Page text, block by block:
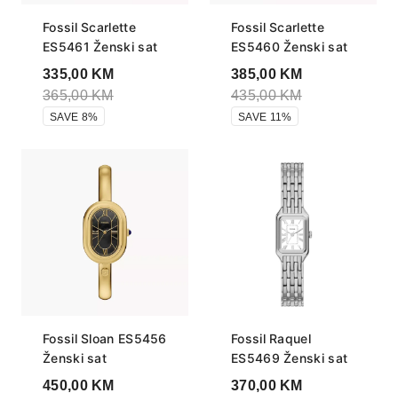
Fossil Scarlette
ES5461 Ženski sat
335,00 KM
365,00KM
SAVE 8%
Fossil Scarlette
ES5460 Ženski sat
385,00 KM
435,00KM
SAVE 11%
Fossil Sloan ES5456
Ženski sat
450,00 KM
Fossil Raquel
ES5469 Ženski sat
370,00 KM